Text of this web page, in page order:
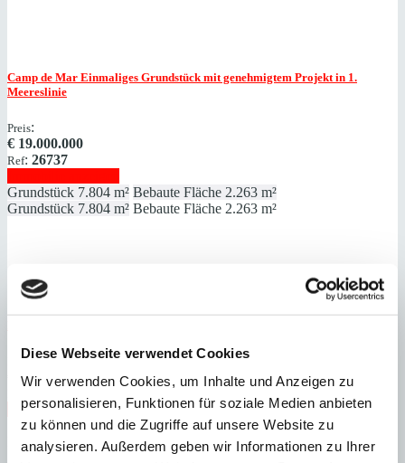
Diese Webseite verwendet Cookies
Wir verwenden Cookies, um Inhalte und Anzeigen zu
personalisieren, Funktionen für soziale Medien anbieten
zu können und die Zugriffe auf unsere Website zu
analysieren. Außerdem geben wir Informationen zu Ihrer
Camp de Mar Einmaliges Grundstück mit genehmigtem Projekt in 1.
Meereslinie
Preis:
€ 19.000.000
Ref: 26737
Grundstück 7.804 m² Bebaute Fläche 2.263 m²
Grundstück 7.804 m² Bebaute Fläche 2.263 m²
Preis :
17.900.000
Immobilie anzeigen
Schlafzimmer 6 Badezimmer 6 Grundstück 1.250 m² Bebaute
Fläche 578 m²
Schlafzimmer
Badezimmer 6